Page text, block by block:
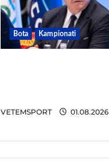
Bota Kampionati
VETEMSPORT 01.08.2026